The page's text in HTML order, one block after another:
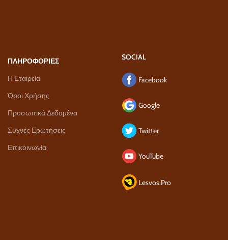
ΠΛΗΡΟΦΟΡΙΕΣ
Η Εταιρεία
Όροι Χρήσης
Προσωπικά Δεδομένα
Συχνές Ερωτήσεις
Επικοινωνία
SOCIAL
Facebook
Google
Twitter
YouTube
Lesvos.Pro